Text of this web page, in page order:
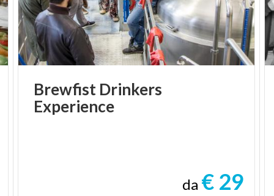
Brewfist Drinkers
Experience
da € 29